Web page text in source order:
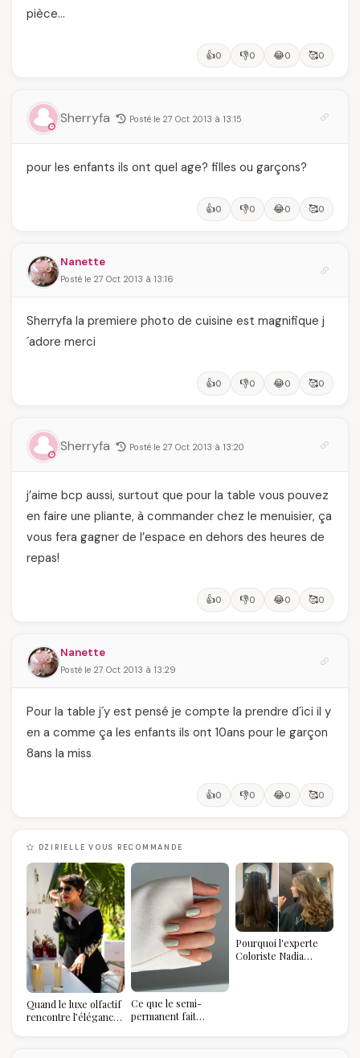
pièce…
👍0 👎0 😂0 🥰0
Sherryfa Posté le 27 Oct 2013 à 13:15
pour les enfants ils ont quel age? filles ou garçons?
👍0 👎0 😂0 🥰0
Nanette
Posté le 27 Oct 2013 à 13:16
Sherryfa la premiere photo de cuisine est magnifique j
´adore merci
👍0 👎0 😂0 🥰0
Sherryfa Posté le 27 Oct 2013 à 13:20
j’aime bcp aussi, surtout que pour la table vous pouvez
en faire une pliante, à commander chez le menuisier, ça
vous fera gagner de l’espace en dehors des heures de
repas!
👍0 👎0 😂0 🥰0
Nanette
Posté le 27 Oct 2013 à 13:29
Pour la table j´y est pensé je compte la prendre d´ici il y
en a comme ça les enfants ils ont 10ans pour le garçon
8ans la miss
👍0 👎0 😂0 🥰0
DZIRIELLE VOUS RECOMMANDE
Quand le luxe olfactif
rencontre l’élégance
Ce que le semi-
permanent fait
Pourquoi l'experte
Coloriste Nadia